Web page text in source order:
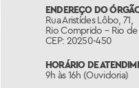
ENDEREÇO DO
Rua Aristídes Lôbo, 71,
Rio Comprido – Rio de
CEP: 20250-450
HORÁRIO DE
9h às 16h (Ouvidoria)